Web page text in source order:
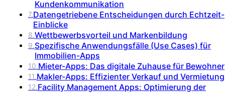
Kundenkommunikation
7.Datengetriebene Entscheidungen durch Echtzeit-
Einblicke
8.Wettbewerbsvorteil und Markenbildung
9.Spezifische Anwendungsfälle (Use Cases) für
Immobilien-Apps
10.Mieter-Apps: Das digitale Zuhause für Bewohner
11.Makler-Apps: Effizienter Verkauf und Vermietung
12.Facility Management Apps: Optimierung der